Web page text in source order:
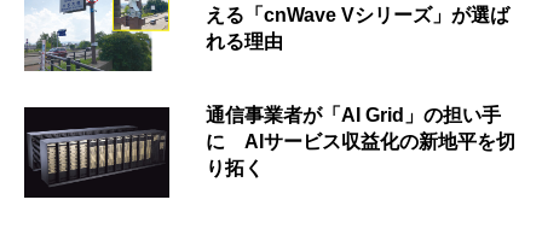
える「cnWave Vシリーズ」が選ば
れる理由
通信事業者が「AI Grid」の担い手
に AIサービス収益化の新地平を切
り拓く